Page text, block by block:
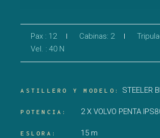
Pax : 12 Cabinas: 2
Vel. : 40 N
ASTILLERO Y MODELO: STEELER
POTENCIA: 2 X VOLVO PENTA
ESLORA: 15 m